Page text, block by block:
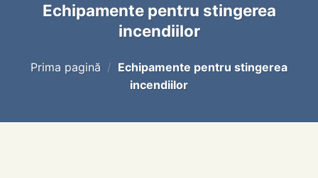
Echipamente pentru stingerea
incendiilor
Prima pagină / Echipamente pentru stingerea
incendiilor